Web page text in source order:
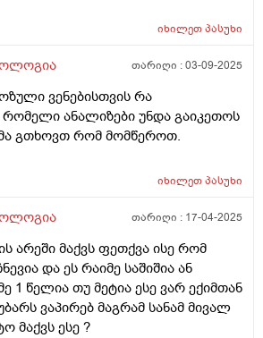
ვენები ზოგ ადგილას გაბერილი.
იხილეთპასუხი
თარიღი :03-09-2025
ვენებისთვის რა
ანალიზები უნდა გაიკეთოს
გთხოვთ რომ მომწეროთ.
იხილეთპასუხი
თარიღი : 17-04-2025
არეში მაქვს ფეთქვა ისე რომ
და ეს რაიმე საშიშია ან
1 წელია თუ მეტია ესე ვარ ექიმთან
ვაპირებ მაგრამ სანამ მივალ
მაქვს ესე ?